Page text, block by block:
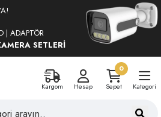
| ADAPTÖR
SETLERİ
Kargom Hesap
0
Sepet
Kategori